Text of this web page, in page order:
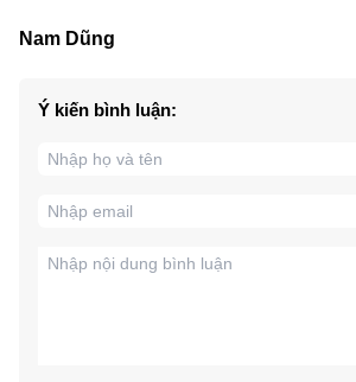
Nam Dũng
Ý kiến bình luận: